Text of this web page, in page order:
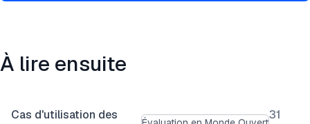
À lire ensuite
Cas d'utilisation des
31